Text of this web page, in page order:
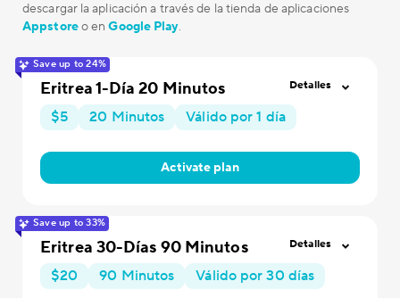
descargar la aplicación a través de la tienda de aplicaciones
Appstoreo enGoogle Play.
Save up to 24%
Eritrea 1-Día 20 Minutos
$5 20 Minutos Válido por 1 día
Activate plan
Detalles
Save up to 33%
Eritrea 30-Días 90 Minutos
$20 90 Minutos Válido por 30 días
Detalles